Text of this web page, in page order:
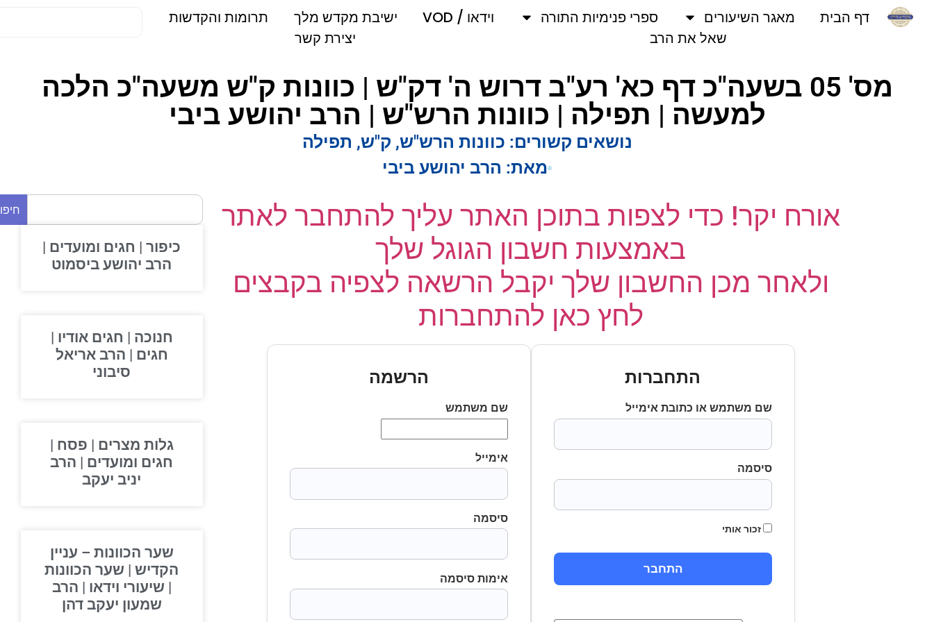
דף הבית מאגר השיעורים ספרי פנימיות התורה וידאו / VOD ישיבת מקדש מלך
תרומות והקדשות
שאל את הרב
יצירת קשר
מס' 05 בשעה"כ דף כא' רע"ב דרוש ה' דק"ש | כוונות ק"ש משעה"כ הלכה
למעשה | תפילה | כוונות הרש"ש | הרב יהושע ביבי
נושאים קשורים: כוונות הרש"ש,ק"ש,תפילה
מאת:הרב יהושע ביבי
אורח יקר! כדי לצפות בתוכן האתר עליך להתחבר לאתר
באמצעות חשבון הגוגל שלך
ולאחר מכן החשבון שלך יקבל הרשאה לצפיה בקבצים
לחץ כאן להתחברות
התחברות
שם משתמש או כתובת אימייל
סיסמה
זכור אותי
הרשמה
שם משתמש
אימייל
סיסמה
אימות סיסמה
חיפוש
כיפור | חגים ומועדים |
הרב יהושע ביסמוט
חנוכה | חגים אודיו |
חגים | הרב אריאל
סיבוני
גלות מצרים | פסח |
חגים ומועדים | הרב
יניב יעקב
שער הכוונות – עניין
הקדיש | שער הכוונות
| שיעורי וידאו | הרב
שמעון יעקב דהן